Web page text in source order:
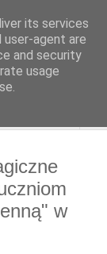
w
its services
user-agent are
and security
usage